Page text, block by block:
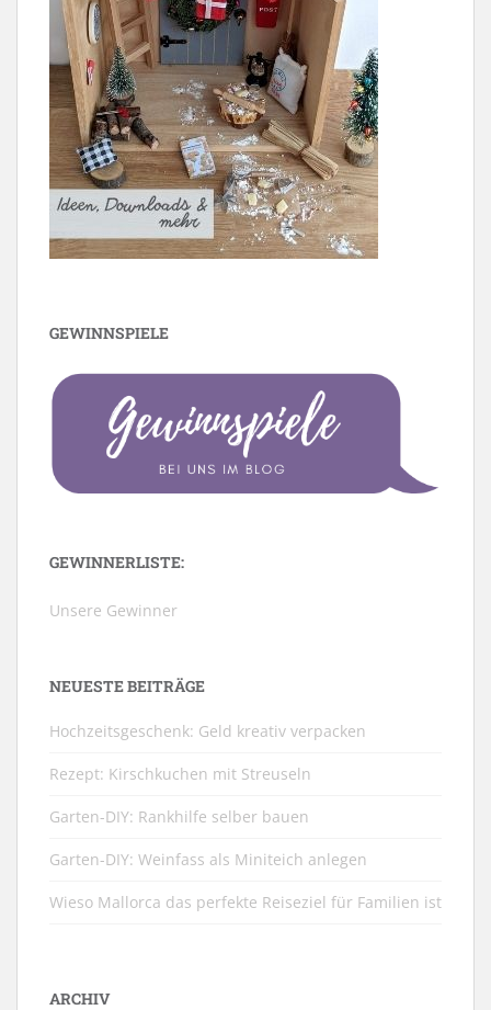
GEWINNSPIELE
GEWINNERLISTE:
Unsere Gewinner
NEUESTE BEITRÄGE
Hochzeitsgeschenk: Geld kreativ verpacken
Rezept: Kirschkuchen mit Streuseln
Garten-DIY: Rankhilfe selber bauen
Garten-DIY: Weinfass als Miniteich anlegen
Wieso Mallorca das perfekte Reiseziel für Familien ist
ARCHIV